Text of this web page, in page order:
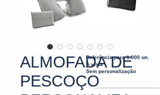
ALMOFADA DE
PESCOÇO
Referência para 1.000 un.
À vista
Sem personalização